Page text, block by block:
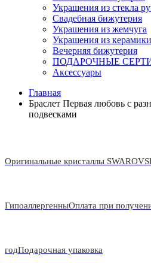
Украшения из стекла
Свадебная бижутерия
Украшения из жемчуга
Украшения из керамики
Вечерняя бижутерия
ПОДАРОЧНЫЕ
Аксессуары
Главная
Браслет Первая любовь с
подвесками
Оригинальные кристаллы
ГипоаллергенныОплата при
годПодарочная упаковка